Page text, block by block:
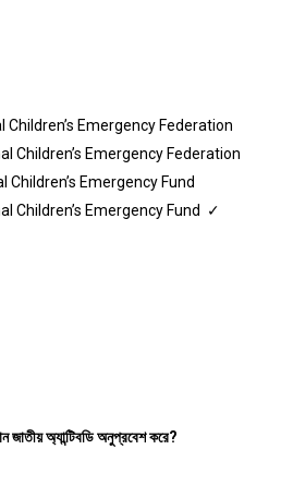
Emergency Federation
Children’s Emergency Federation
Emergency Fund
Children’s Emergency Fund ✓
জাতীয় অ্যান্টিবডি অনুপ্রবেশ করে?